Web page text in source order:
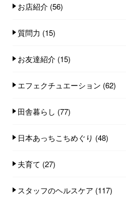
お店紹介 (56)
質問力 (15)
お友達紹介 (15)
エフェクチュエーション (62)
田舎暮らし (77)
日本あっちこちめぐり (48)
夫育て (27)
スタッフのヘルスケア (117)